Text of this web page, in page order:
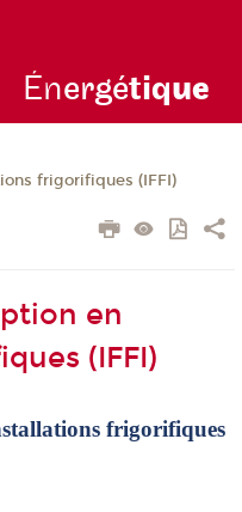
Énergétique
frigorifiques (IFFI)
en
(IFFI)
frigorifiques